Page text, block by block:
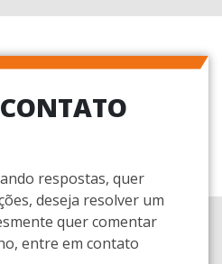
respostas, quer
deseja resolver um
quer comentar
entre em contato